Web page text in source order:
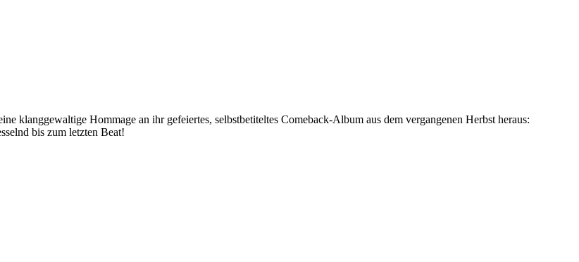
klanggewaltige Hommage an ihr gefeiertes, selbstbetiteltes Comeback-Album aus dem vergangenen Herbst heraus:
bis zum letzten Beat!